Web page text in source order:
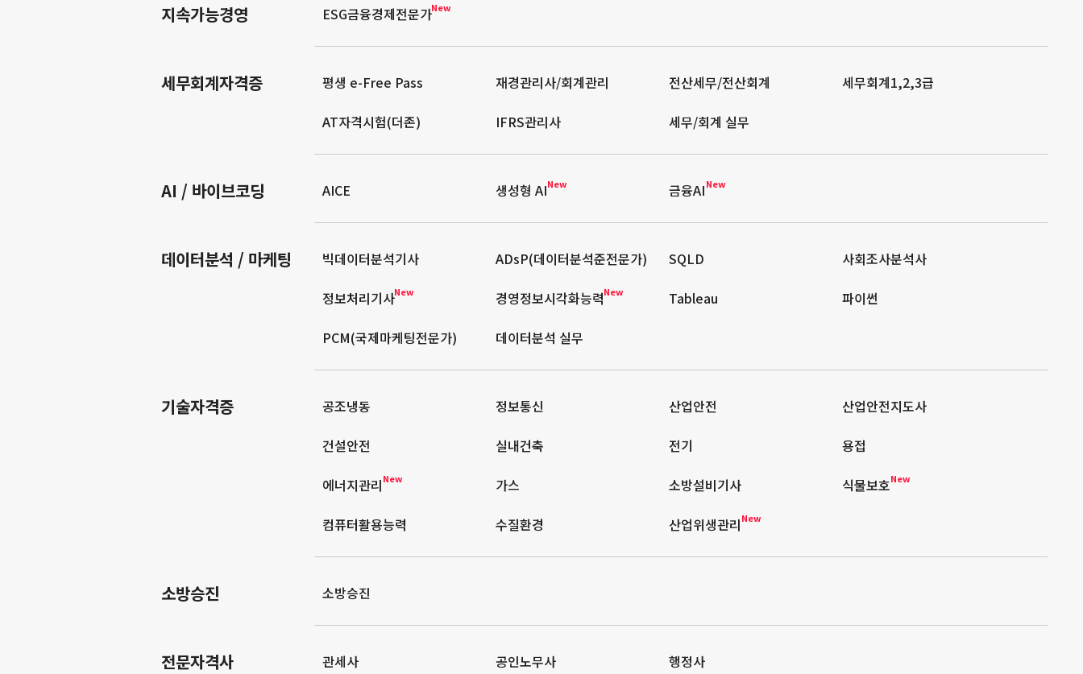
지속가능경영 ESG금융경제전문가New
세무회계자격증 평생 e-Free Pass 재경관리사/회계관리 전산세무/전산회계 세무회계1,2,3급
AT자격시험(더존) IFRS관리사 세무/회계 실무
AI / 바이브코딩 AICE 생성형 AINew 금융AINew
데이터분석 / 마케팅 빅데이터분석기사 ADsP(데이터분석준전문가) SQLD 사회조사분석사
정보처리기사New 경영정보시각화능력New Tableau 파이썬
PCM(국제마케팅전문가) 데이터분석 실무
기술자격증 공조냉동 정보통신 산업안전 산업안전지도사
건설안전 실내건축 전기 용접
에너지관리New 가스 소방설비기사 식물보호New
컴퓨터활용능력 수질환경 산업위생관리New
소방승진 소방승진
전문자격사 관세사 공인노무사 행정사